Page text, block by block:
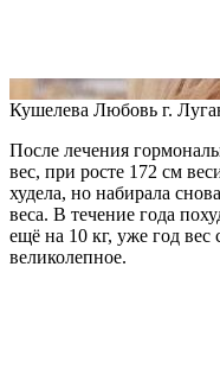
Кушелева Любовь г.
После лечения
вес, при росте 172 см
худела, но набирала
веса. В течение года
ещё на 10 кг, уже год вес
великолепное.